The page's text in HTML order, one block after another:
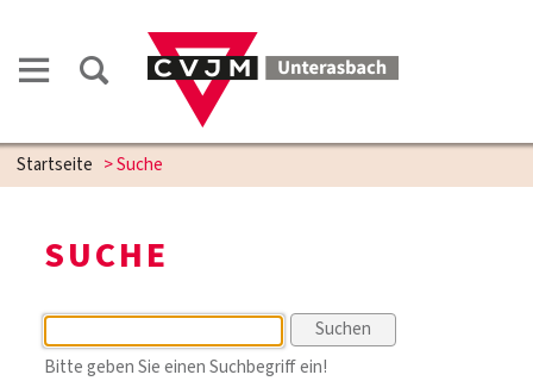
Startseite >Suche
SUCHE
Bitte geben Sie einen Suchbegriff ein!